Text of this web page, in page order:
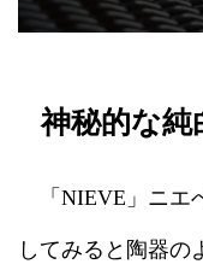
神秘的な純
「NIEVE」ニ
してみると陶器の